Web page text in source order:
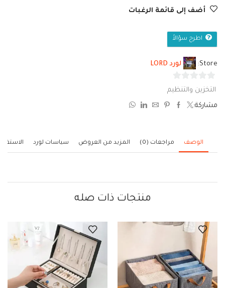
أضف إلى قائمة الرغبات
اطرح سؤالاً
Store: لورد LORD
التخزين والتنظيم
مشاركة:
الوصف مراجعات (0) المزيد من العروض سياسات لورد
منتجات ذات صله